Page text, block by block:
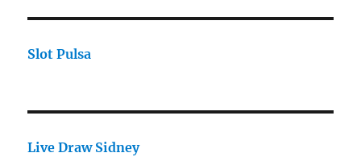
Slot Pulsa
Live Draw Sidney